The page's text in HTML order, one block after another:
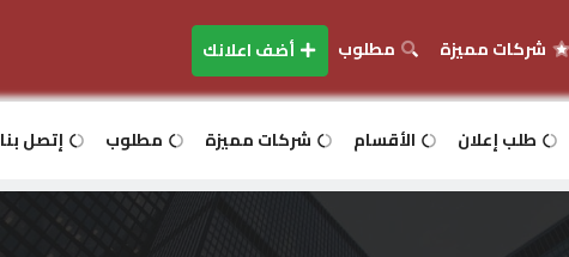
شركات مميزة مطلوب أضف اعلانك
طلب إعلان الأقسام شركات مميزة مطلوب إتصل بنا